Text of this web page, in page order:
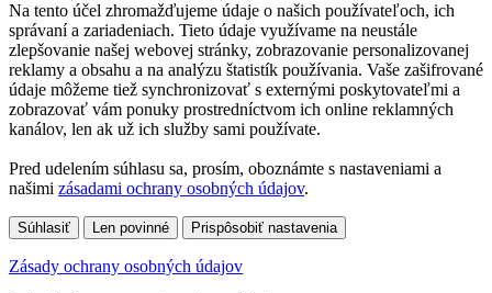
Na tento účel zhromažďujeme údaje o našich používateľoch, ich
správaní a zariadeniach. Tieto údaje využívame na neustále
zlepšovanie našej webovej stránky, zobrazovanie personalizovanej
reklamy a obsahu a na analýzu štatistík používania. Vaše zašifrované
údaje môžeme tiež synchronizovať s externými poskytovateľmi a
zobrazovať vám ponuky prostredníctvom ich online reklamných
kanálov, len ak už ich služby sami používate.
Pred udelením súhlasu sa, prosím, oboznámte s nastaveniami a
našimi zásadami ochrany osobných údajov.
Súhlasiť Len povinné Prispôsobiť nastavenia
Zásady ochrany osobných údajov